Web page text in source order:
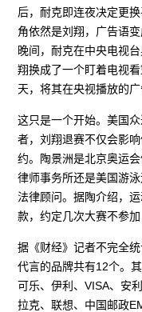
后，耐克即连夜决定更
角依然是刘翔，广告语
晚间，耐克在中央电视
翔换成了一个盯着电视
天，将其在央视播放的
这只是一个开始。美国
者，刘翔退赛不仅会影
约。陶景洲是北京奥运
律师事务所还是美国游
法律顾问。据陶介绍，
款，约定几次大赛不参
据《财经》记者不完全
代言的品牌共有12个。
可乐、伊利、VISA、安
拉克、联想、中国邮政